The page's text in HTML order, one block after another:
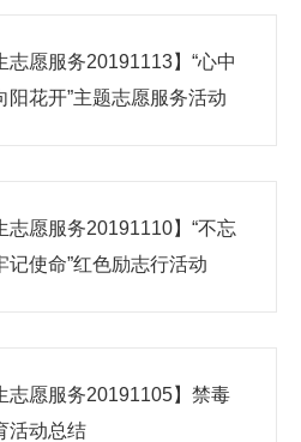
志愿服务20191113】“心中
阳花开”主题志愿服务活动
志愿服务20191110】“不忘
记使命”红色励志行活动
志愿服务20191105】禁毒
活动总结